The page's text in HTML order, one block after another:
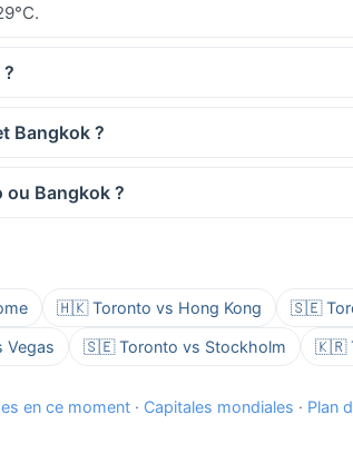
Bangkok ?
ou Bangkok ?
🇭🇰 Toronto vs Hong Kong 🇸🇪
🇸🇪 Toronto vs Stockholm 🇰🇷
en ce moment · Capitales mondiales · Plan